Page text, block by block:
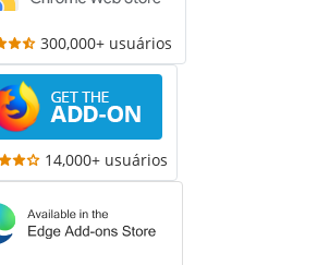
300,000+ usuários
14,000+ usuários